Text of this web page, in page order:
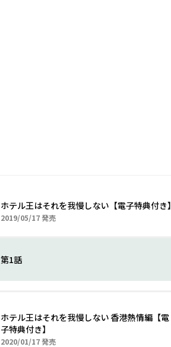
ホテル王はそれを我慢しない【電子特典付き】
2019/05/172019年05月17日
発売
第1話
ホテル王はそれを我慢しない 香港熱情編【電
子特典付き】
2020/01/172020年01月17日
発売